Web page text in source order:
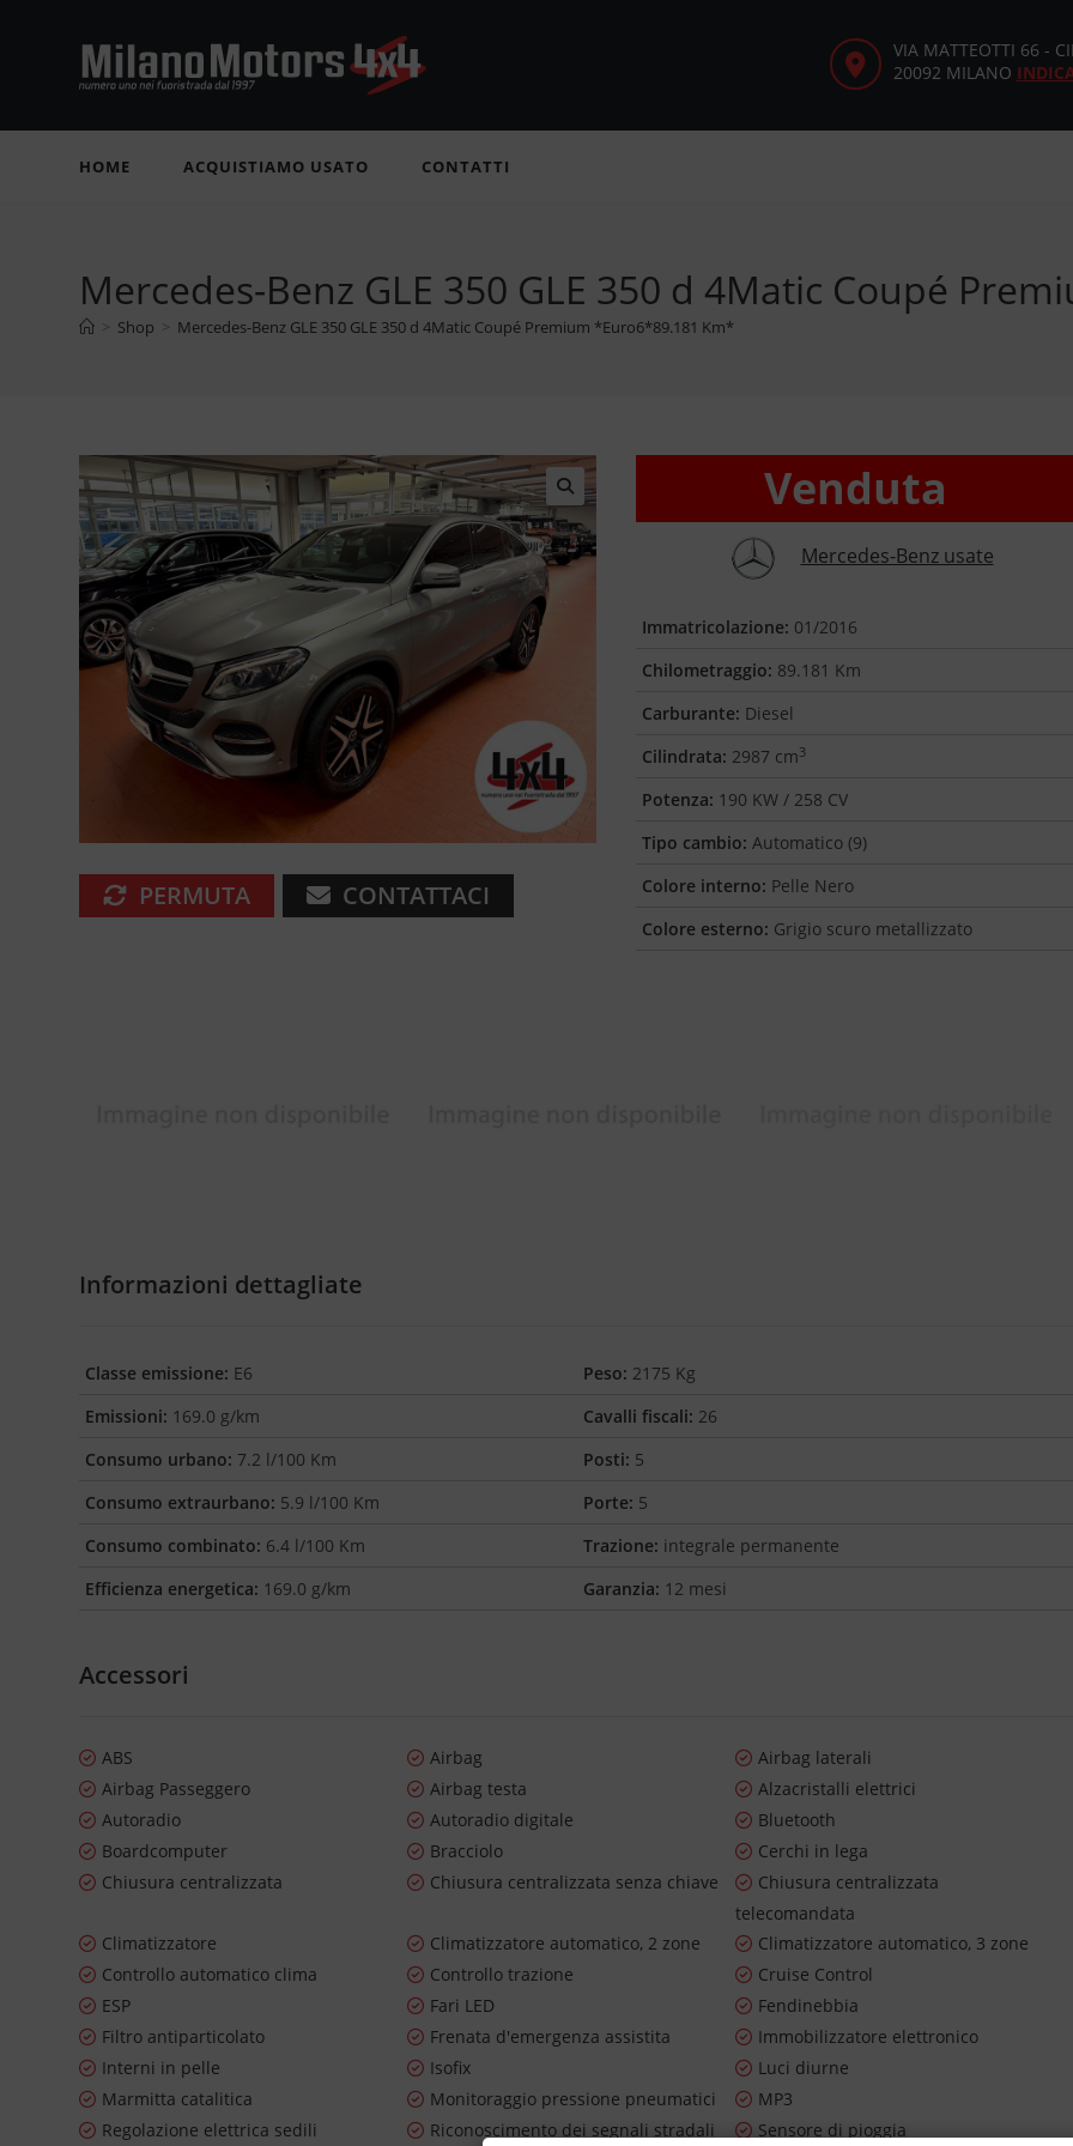
VIA MATTEOTTI 66 -
20092 MILANO
HOME ACQUISTIAMO USATO CONTATTI
Mercedes-Benz GLE 350 GLE 350 d 4Matic Coupé
> Shop > Mercedes-Benz GLE 350 GLE 350 d 4Matic Coupé Premium *Euro6*89.181 Km*
🔍
PERMUTA CONTATTACI
Venduta
Mercedes-Benz usate
Immatricolazione: 01/2016
Chilometraggio: 89.181 Km
Carburante: Diesel
Cilindrata: 2987 cm3
Potenza: 190 KW / 258 CV
Tipo cambio: Automatico (9)
Colore interno: Pelle Nero
Colore esterno: Grigio scuro metallizzato
Informazioni dettagliate
Classe emissione: E6
Emissioni: 169.0 g/km
Consumo urbano: 7.2 l/100 Km
Consumo extraurbano: 5.9 l/100 Km
Consumo combinato: 6.4 l/100 Km
Efficienza energetica: 169.0 g/km
Peso: 2175 Kg
Cavalli fiscali: 26
Posti: 5
Porte: 5
Trazione: integrale permanente
Garanzia: 12 mesi
Accessori
ABS Airbag
Airbag laterali
Airbag Passeggero
Airbag testa
Alzacristalli elettrici
Autoradio
Autoradio digitale
Bluetooth
Boardcomputer
Bracciolo
Cerchi in lega
Chiusura centralizzata
Chiusura centralizzata senza chiave
Chiusura centralizzata
telecomandata
Climatizzatore
Climatizzatore automatico, 2 zone
Climatizzatore automatico, 3 zone
Controllo automatico clima
Controllo trazione
Cruise Control
ESP
Fari LED
Fendinebbia
Filtro antiparticolato
Frenata d'emergenza assistita
Immobilizzatore elettronico
Interni in pelle
Isofix
Luci diurne
Marmitta catalitica
Monitoraggio pressione pneumatici
MP3
Regolazione elettrica sedili
Riconoscimento dei segnali stradali
Sensore di pioggia